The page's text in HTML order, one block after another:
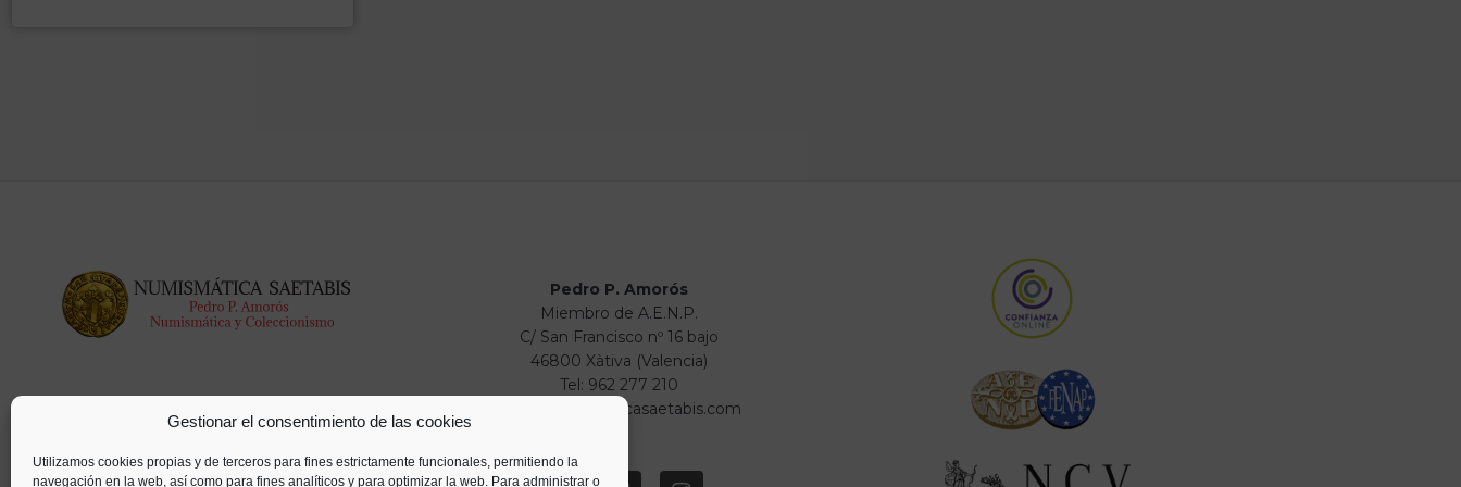
Gestionar el consentimiento de las cookies
Utilizamos cookies propias y de terceros para fines estrictamente funcionales, permitiendo la
navegación en la web, así como para fines analíticos y para optimizar la web. Para administrar o
Pedro P. Amorós
Miembro de A.E.N.P.
C/ San Francisco nº 16 bajo
46800 Xàtiva (Valencia)
Tel: 962 277 210
info@numismaticasaetabis.com